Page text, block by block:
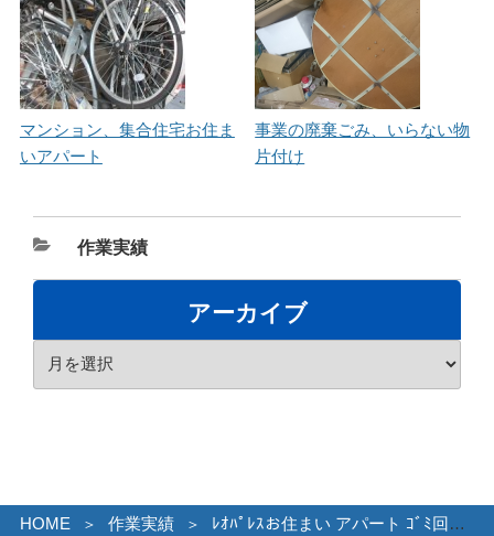
マンション、集合住宅お住ま
いアパート
事業の廃棄ごみ、いらない物
片付け
カ
テ
ー
作業実績
アーカイブ
HOME 作業実績 ﾚｵﾊﾟﾚｽお住まい アパート ｺﾞﾐ回収